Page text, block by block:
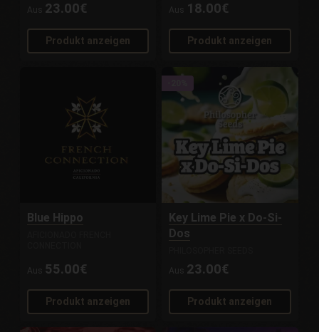
Aus 23.00€
Produkt anzeigen
Aus
18.00€
Produkt anzeigen
Blue Hippo
Aus 55.00€
Produkt anzeigen
Key Lime Pie x Do-Si-
Dos
Aus 23.00€
Produkt anzeigen